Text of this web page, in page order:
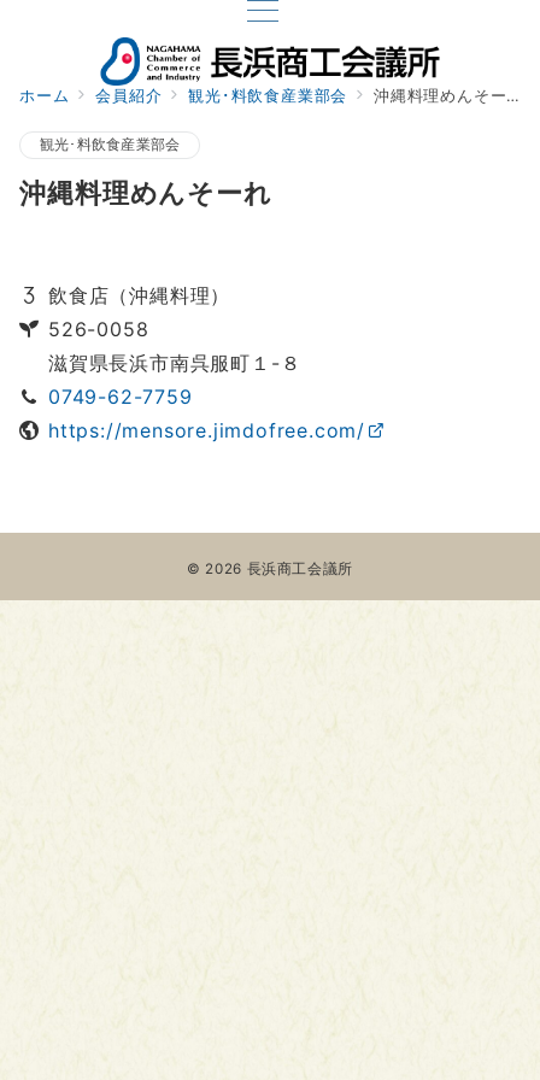
ホーム 会員紹介 観光･料飲食産業部会 沖縄料理めんそーれ
観光･料飲食産業部会
沖縄料理めんそーれ
飲食店（沖縄料理）
526-0058
滋賀県長浜市南呉服町１-８
0749-62-7759
https://mensore.jimdofree.com/
© 2026 長浜商工会議所